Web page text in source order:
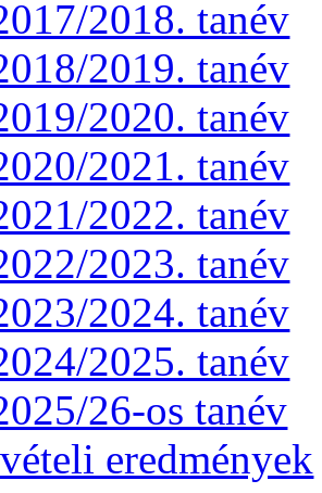
2018. tanév
2019. tanév
2020. tanév
2021. tanév
2022. tanév
2023. tanév
2024. tanév
2025. tanév
26-os tanév
eredmények